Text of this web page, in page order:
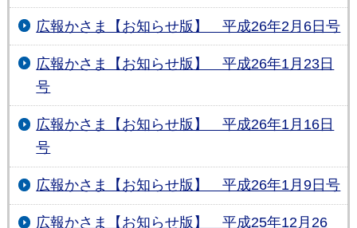
広報かさま【お知らせ版】 平成26年2月6日号
広報かさま【お知らせ版】 平成26年1月23日
号
広報かさま【お知らせ版】 平成26年1月16日
号
広報かさま【お知らせ版】 平成26年1月9日号
広報かさま【お知らせ版】 平成25年12月26